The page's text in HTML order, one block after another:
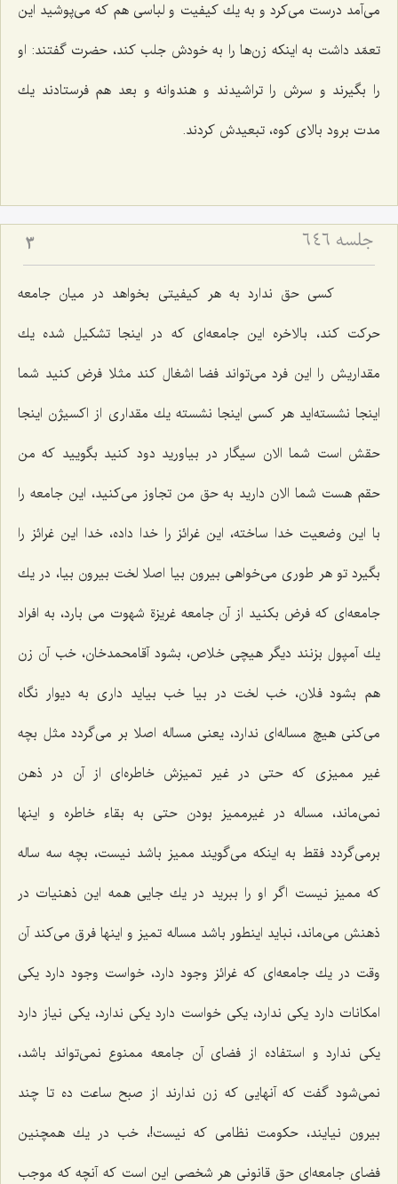
می‌آمد درست می‌كرد و به یك كیفیت و لباسی هم كه می‌پوشید این
تعمّد داشت به اینكه زن‌ها را به خودش جلب كند، حضرت گفتند: او
را بگیرند و سرش را تراشیدند و هندوانه و بعد هم فرستادند یك
مدت برود بالای كوه، تبعیدش كردند.
جلسه ۶۴۶ 3
كسی حق ندارد به هر كیفیتی بخواهد در میان جامعه
حركت كند، بالاخره این جامعه‌ای كه در اینجا تشكیل شده یك
مقداریش را این فرد می‌تواند فضا اشغال كند مثلا فرض كنید شما
اینجا نشسته‌اید هر كسی اینجا نشسته یك مقداری از اكسیژن اینجا
حقش است شما الان سیگار در بیاورید دود كنید بگویید كه من
حقم هست شما الان دارید به حق من تجاوز می‌كنید، این جامعه را
با این وضعیت خدا ساخته، این غرائز را خدا داده، خدا این غرائز را
بگیرد تو هر طوری می‌خواهی بیرون بیا اصلا لخت بیرون بیا، در یك
جامعه‌ای كه فرض بكنید از آن جامعه غریزة شهوت می بارد، به افراد
یك آمپول بزنند دیگر هیچی خلاص، بشود آقامحمدخان، خب آن زن
هم بشود فلان، خب لخت در بیا خب بیاید داری به دیوار نگاه
می‌كنی هیچ مساله‌ای ندارد، یعنی مساله اصلا بر می‌گردد مثل بچه
غیر ممیزی كه حتی در غیر تمیزش خاطره‌ای از آن در ذهن
نمی‌ماند، مساله در غیرممیز بودن حتی به بقاء خاطره و اینها
برمی‌گردد فقط به اینكه می‌گویند ممیز باشد نیست، بچه سه ساله
كه ممیز نیست اگر او را ببرید در یك جایی همه این ذهنیات در
ذهنش می‌ماند، نباید اینطور باشد مساله تمیز و اینها فرق می‌كند آن
وقت در یك جامعه‌ای كه غرائز وجود دارد، خواست وجود دارد یكی
امكانات دارد یكی ندارد، یكی خواست دارد یكی ندارد، یكی نیاز دارد
یكی ندارد و استفاده از فضای آن جامعه ممنوع نمی‌تواند باشد،
نمی‌شود گفت كه آنهایی كه زن ندارند از صبح ساعت ده تا چند
بیرون نیایند، حكومت نظامی كه نیست!، خب در یك همچنین
فضای جامعه‌ای حق قانونی هر شخصی این است كه آنچه كه موجب